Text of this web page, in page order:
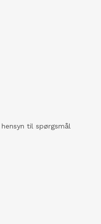
til spørgsmål